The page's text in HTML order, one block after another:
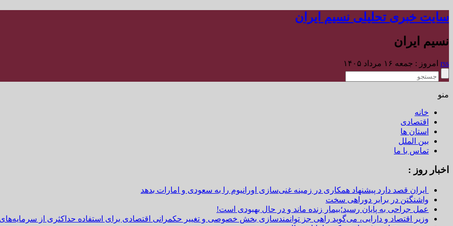
سایت خبری تحلیلی نسیم ایران
نسیم ایران
rss امروز : جمعه ۱۶ مرداد ۱۴۰۵
منو
خانه
اقتصادی
استان ها
بین الملل
تماس با ما
اخبار روز :
ایران قصد دارد پیشنهاد همکاری در زمینه غنی‌سازی اورانیوم را به سعودی و امارات بدهد
واشنگتن در برابر دوراهی سخت
عمل جراحی به پایان رسید؛بیمار زنده ماند و در حال بهبودی است!
وزیر اقتصاد و دارایی، می‌گوید راهی جز توانمندسازی بخش خصوصی و تغییر حکمرانی اقتصادی برای استفاده حداکثری از